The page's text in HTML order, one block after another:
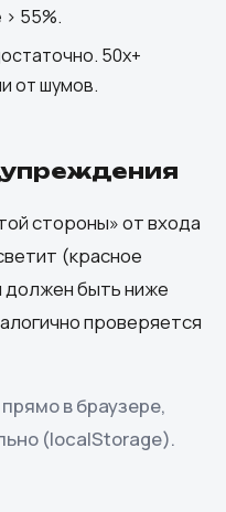
> 55%.
50x+
от шумов.
стороны» от входа
(красное
должен быть ниже
проверяется
в браузере,
(localStorage).